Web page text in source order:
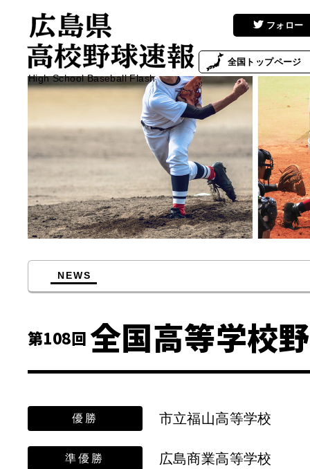
High School Baseball Flash
フォロー
全国 トップページ
NEWS
第108回 全国高等学校
優勝 市立福山高等学校
準優勝 広島商業高等学校